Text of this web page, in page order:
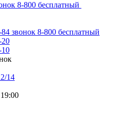
8-800 бесплатный
84 звонок 8-800 бесплатный
20
10
14